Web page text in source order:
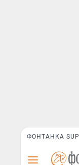
ФОНТАНКА SUP